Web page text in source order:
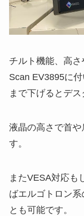
チルト機能、高
Scan EV3895に
まで下げるとデ
液晶の高さで首
す。
またVESA対応も
ばエルゴトロン系
とも可能です。